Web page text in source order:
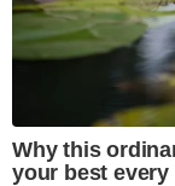
Why this
your best every